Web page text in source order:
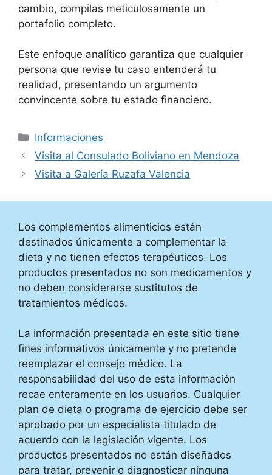
cambio, compilas meticulosamente un
portafolio completo.
Este enfoque analítico garantiza que cualquier
persona que revise tu caso entenderá tu
realidad, presentando un argumento
convincente sobre tu estado financiero.
Categorías
Informaciones
Visita al Consulado Boliviano en Mendoza
Visita a Galería Ruzafa Valencia
Los complementos alimenticios están
destinados únicamente a complementar la
dieta y no tienen efectos terapéuticos. Los
productos presentados no son medicamentos y
no deben considerarse sustitutos de
tratamientos médicos.
La información presentada en este sitio tiene
fines informativos únicamente y no pretende
reemplazar el consejo médico. La
responsabilidad del uso de esta información
recae enteramente en los usuarios. Cualquier
plan de dieta o programa de ejercicio debe ser
aprobado por un especialista titulado de
acuerdo con la legislación vigente. Los
productos presentados no están diseñados
para tratar, prevenir o diagnosticar ninguna